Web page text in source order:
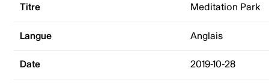
Titre Meditation Park
Langue Anglais
Date 2019-10-28